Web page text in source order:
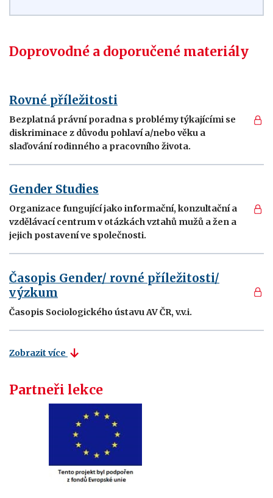
Doprovodné a doporučené materiály
Rovné příležitosti
Bezplatná právní poradna s problémy týkajícími se
diskriminace z důvodu pohlaví a/nebo věku a
slaďování rodinného a pracovního života.
Gender Studies
Organizace fungující jako informační, konzultační a
vzdělávací centrum v otázkách vztahů mužů a žen a
jejich postavení ve společnosti.
Časopis Gender/ rovné příležitosti/
výzkum
Časopis Sociologického ústavu AV ČR, v.v.i.
Zobrazit více
Partneři lekce